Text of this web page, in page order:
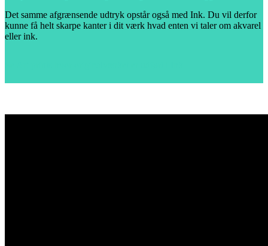
Det samme afgrænsende udtryk opstår også med Ink. Du vil derfor
kunne få helt skarpe kanter i dit værk hvad enten vi taler om akvarel
eller ink.